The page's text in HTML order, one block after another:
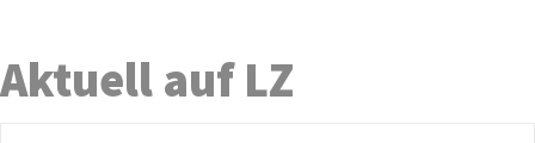
Aktuell auf LZ